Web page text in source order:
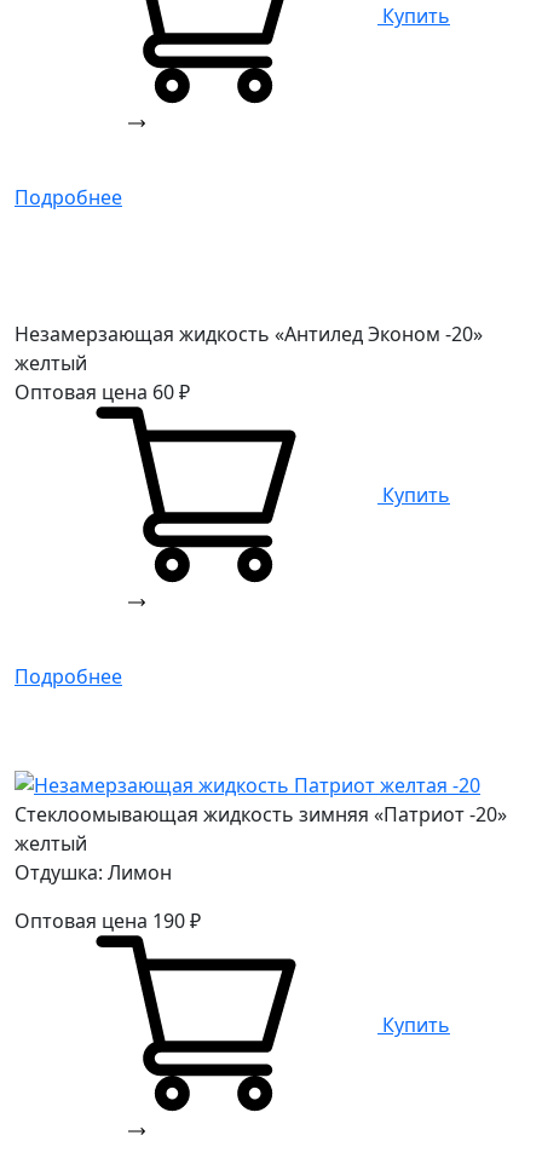
Купить
Подробнее
Незамерзающая жидкость «Антилед Эконом -20»
желтый
Оптовая цена 60₽
Купить
Подробнее
Стеклоомывающая жидкость зимняя «Патриот -20»
желтый
Отдушка: Лимон
Оптовая цена 190₽
Купить